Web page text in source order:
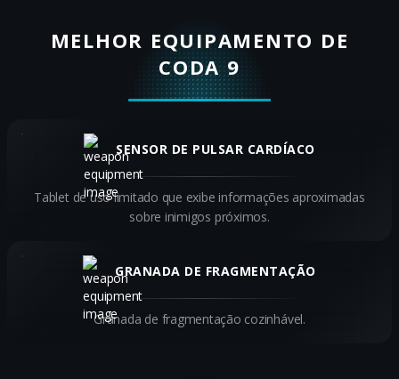
MELHOR EQUIPAMENTO DE
CODA 9
SENSOR DE PULSAR CARDÍACO
Tablet de uso limitado que exibe informações aproximadas
sobre inimigos próximos.
GRANADA DE FRAGMENTAÇÃO
Granada de fragmentação cozinhável.